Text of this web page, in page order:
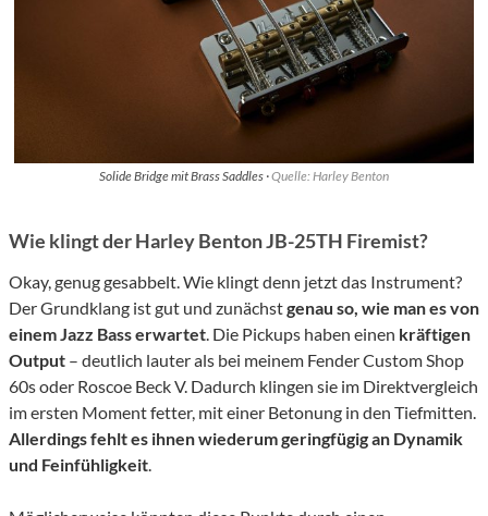
Solide Bridge mit Brass Saddles ·Quelle: Harley Benton
Wie klingt der Harley Benton JB-25TH Firemist?
Okay, genug gesabbelt. Wie klingt denn jetzt das Instrument?
Der Grundklang ist gut und zunächstgenau so, wie man es von
einem Jazz Bass erwartet . Die Pickups haben einen kräftigen
Output – deutlich lauter als bei meinem Fender Custom Shop
60s oder Roscoe Beck V. Dadurch klingen sie im Direktvergleich
im ersten Moment fetter, mit einer Betonung in den Tiefmitten.
Allerdings fehlt es ihnen wiederum geringfügig an Dynamik
und Feinfühligkeit